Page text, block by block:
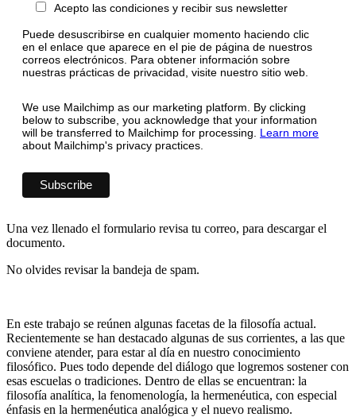
Acepto las condiciones y recibir sus newsletter
Puede desuscribirse en cualquier momento haciendo clic
en el enlace que aparece en el pie de página de nuestros
correos electrónicos. Para obtener información sobre
nuestras prácticas de privacidad, visite nuestro sitio web.
We use Mailchimp as our marketing platform. By clicking
below to subscribe, you acknowledge that your information
will be transferred to Mailchimp for processing. Learn more
about Mailchimp's privacy practices.
Una vez llenado el formulario revisa tu correo, para descargar el
documento.
No olvides revisar la bandeja de spam.
En este trabajo se reúnen algunas facetas de la filosofía actual.
Recientemente se han destacado algunas de sus corrientes, a las que
conviene atender, para estar al día en nuestro conocimiento
filosófico. Pues todo depende del diálogo que logremos sostener con
esas escuelas o tradiciones. Dentro de ellas se encuentran: la
filosofía analítica, la fenomenología, la hermenéutica, con especial
énfasis en la hermenéutica analógica y el nuevo realismo.